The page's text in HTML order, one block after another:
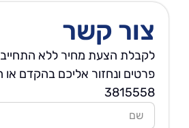
צור קשר
לקבלת הצעת מחיר ללא
3815558
שם